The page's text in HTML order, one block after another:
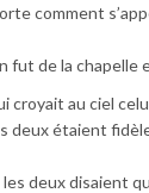
comment
fut de la chapelle
croyait au ciel
deux étaient
deux disaient